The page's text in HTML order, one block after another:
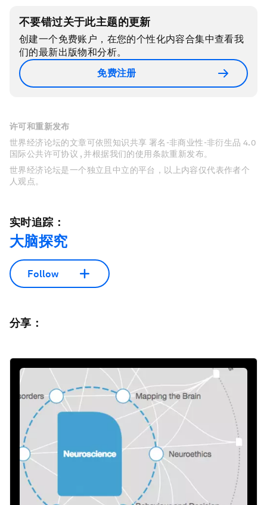
不要错过关于此主题的更新
创建一个免费账户，在您的个性化内容合集中查看我
们的最新出版物和分析。
免费注册
许可和重新发布
世界经济论坛的文章可依照知识共享 署名-非商业性-非衍生品 4.0
国际公共许可协议 , 并根据我们的使用条款重新发布。
世界经济论坛是一个独立且中立的平台，以上内容仅代表作者个
人观点。
实时追踪：
大脑探究
Follow
分享：